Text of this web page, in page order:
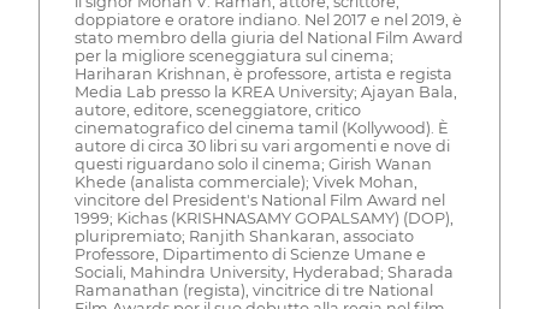
doppiatore e oratore indiano. Nel 2017 e nel 2019, è
stato membro della giuria del National Film Award
per la migliore sceneggiatura sul cinema;
Hariharan Krishnan, è professore, artista e regista
Media Lab presso la KREA University; Ajayan Bala,
autore, editore, sceneggiatore, critico
cinematografico del cinema tamil (Kollywood). È
autore di circa 30 libri su vari argomenti e nove di
questi riguardano solo il cinema; Girish Wanan
Khede (analista commerciale); Vivek Mohan,
vincitore del President's National Film Award nel
1999; Kichas (KRISHNASAMY GOPALSAMY) (DOP),
pluripremiato; Ranjith Shankaran, associato
Professore, Dipartimento di Scienze Umane e
Sociali, Mahindra University, Hyderabad; Sharada
Ramanathan (regista), vincitrice di tre National